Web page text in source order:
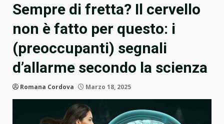
Sempre di fretta? Il cervello
non è fatto per questo: i
(preoccupanti) segnali
d’allarme secondo la scienza
Romana Cordova Marzo 18, 2025